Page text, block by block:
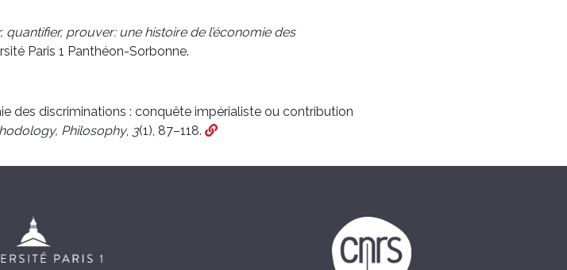
quantifier, prouver: une histoire de l’économie des
Paris 1 Panthéon-Sorbonne.
des discriminations : conquête impérialiste ou contribution
Philosophy, 3(1), 87–118.